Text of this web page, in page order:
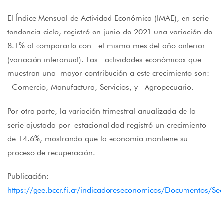
El Índice Mensual de Actividad Económica (IMAE), en serie
tendencia-ciclo, registró en junio de 2021 una variación de
8.1% al compararlo con el mismo mes del año anterior
(variación interanual). Las actividades económicas que
muestran una mayor contribución a este crecimiento son:
Comercio, Manufactura, Servicios, y Agropecuario.
Por otra parte, la variación trimestral anualizada de la
serie ajustada por estacionalidad registró un crecimiento
de 14.6%, mostrando que la economía mantiene su
proceso de recuperación.
Publicación:
https://gee.bccr.fi.cr/indicadoreseconomicos/Documentos/